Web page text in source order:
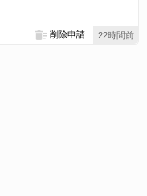
22時間前
削除申請